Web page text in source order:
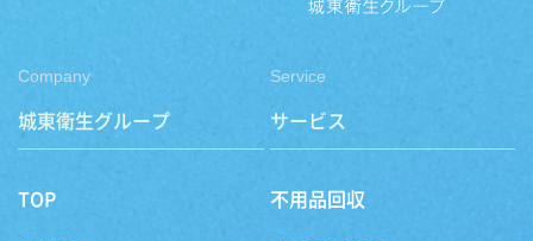
Company
城東衛生グループ
TOP
Service
サービス
不用品回収